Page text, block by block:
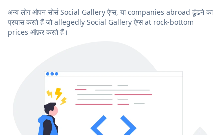
अन्य लोग ओपन सोर्स Social Gallery ऐप्स, या companies abroad ढूंढने का
प्रयास करते हैं जो allegedly Social Gallery ऐप्स at rock-bottom
prices ऑफ़र करते हैं।